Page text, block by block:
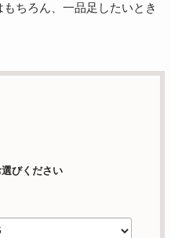
ちろん、一品足したいとき
びください